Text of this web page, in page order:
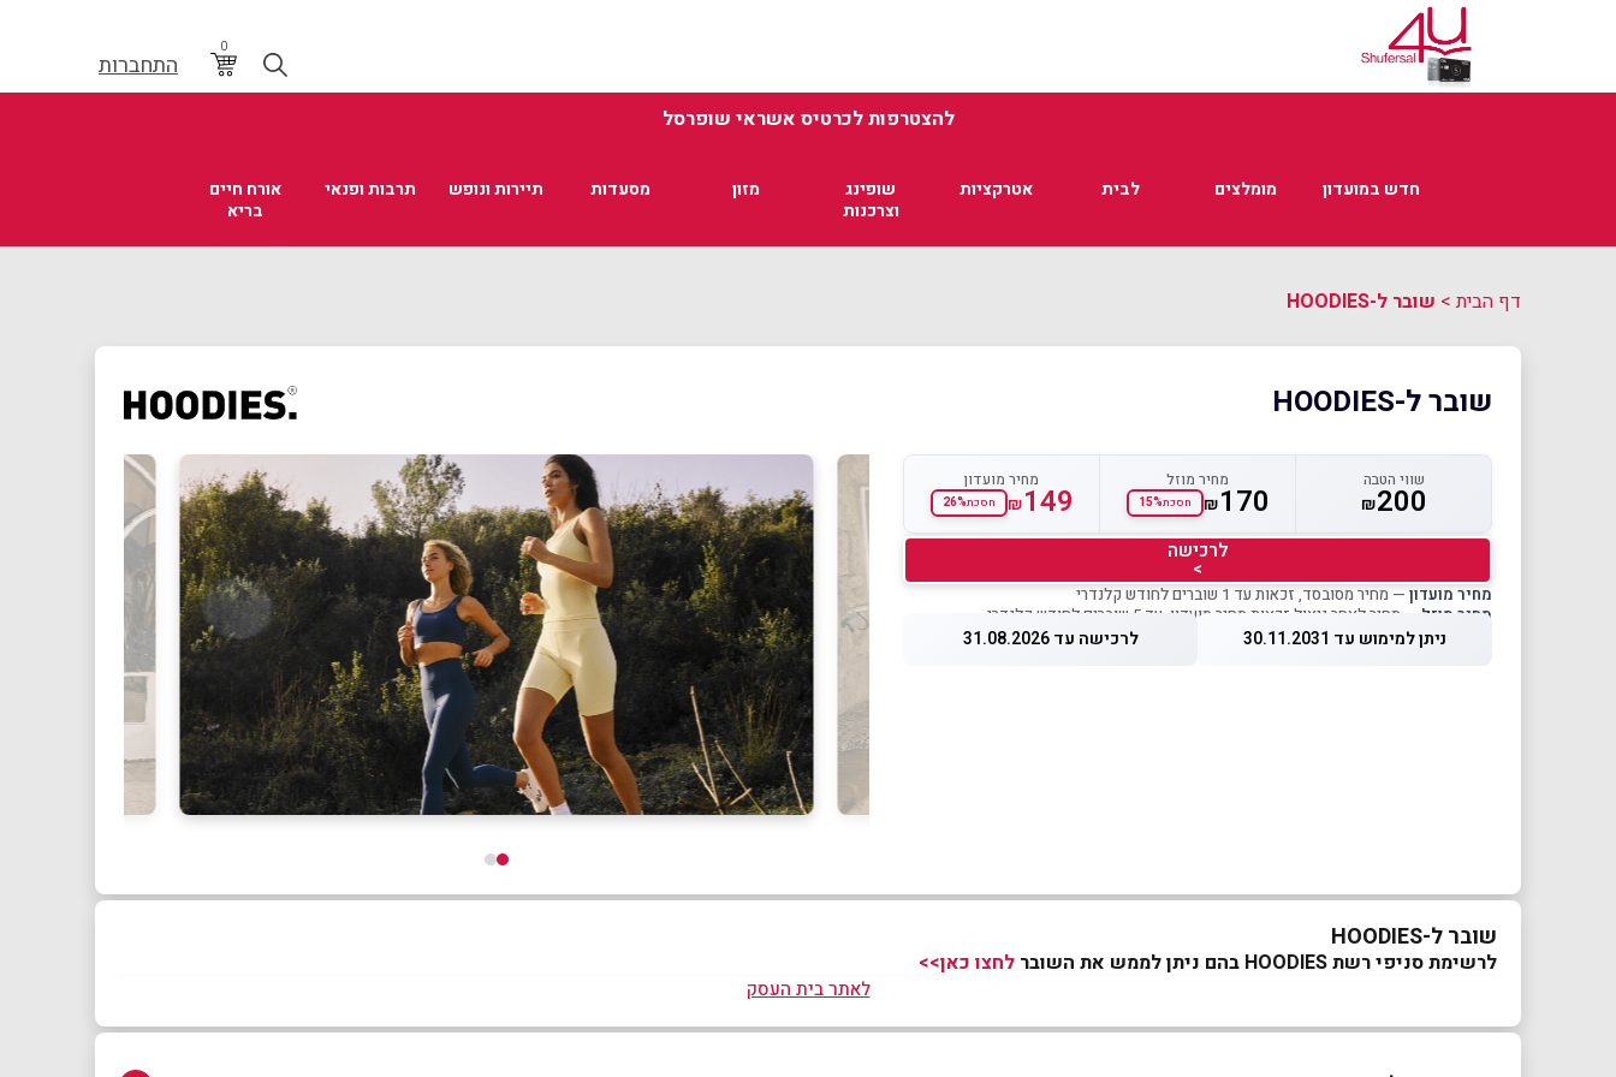
0
התחברות
להצטרפות לכרטיס אשראי שופרסל
חדש במועדון מומלצים לבית אטרקציות
שופינג
וצרכנות
מזון מסעדות תיירות ונופש תרבות ופנאי
אורח חיים
בריא
דף הבית> שובר ל-HOODIES
שובר ל-HOODIES
שווי הטבה
₪200
מחיר מוזל
₪170 חסכת15%
מחיר מועדון
₪149 חסכת26%
לרכישה
>
מחיר מועדון — מחיר מסובסד, זכאות עד 1 שוברים לחודש קלנדרי
מחיר מוזל — מחיר לאחר ניצול זכאות מחיר מועדון, עד 5 שוברים לחודש קלנדרי
ניתן למימוש עד 30.11.2031 לרכישה עד 31.08.2026
שובר ל-HOODIES
לרשימת סניפי רשת HOODIES בהם ניתן לממש את השובר לחצו כאן>>
לאתר בית העסק